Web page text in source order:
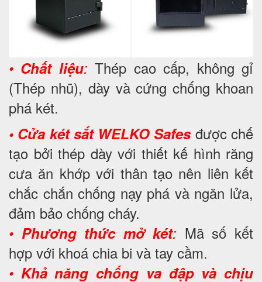
• Chất liệu: Thép cao cấp, không gỉ
(Thép nhũ), dày và cứng chống khoan
phá két.
• Cửa két sắt WELKO Safesđược chế
tạo bởi thép dày với thiết kế hình răng
cưa ăn khớp với thân tạo nên liên kết
chắc chắn chống nạy phá và ngăn lửa,
đảm bảo chống cháy.
• Phương thức mở két: Mã số kết
hợp với khoá chia bi và tay cầm.
• Khả năng chống va đập và chịu